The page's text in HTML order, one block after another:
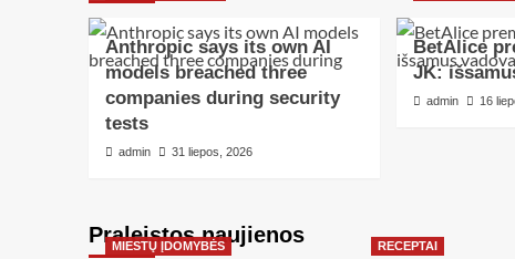
Anthropic says its own AI
models breached three
companies during security
tests
admin 31 liepos, 2026
BetAlice
JK:
admin 16
Praleistos naujienos
MIESTŲ ĮDOMYBĖS RECEPTAI